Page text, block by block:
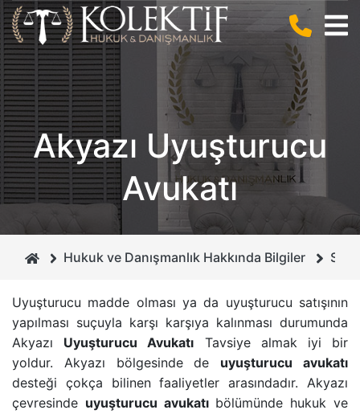
BIZ KIMIZ ?
KURUCUMUZ
CEZA HUKUKU
BILIŞIM HUKUKU
MIRAS HUKUKU
GAYRIMENKUL HUKUKU
BOŞANMA VE AILE HUKUKU
İCRA VE İFLAS HUKUKU
BORÇLAR HUKUKU
ANLAŞMALI BOŞANMA
BILIŞIM SUÇLARI
DOLANDIRICILIK SUÇU
CEZA MAHKEMELERI
İHTIYATI HACIZ
İSIM VE SOYISIM DEĞIŞIKLIĞI DAVASI
ÇEKIŞMELI BOŞANMA DAVASI
BANKA HESABINA KONULAN BLOKENIN
Akyazı Uyuşturucu
Avukatı
Hukuk ve Danışmanlık Hakkında Bilgiler
Uyuşturucu madde olması ya da uyuşturucu satışının
yapılması suçuyla karşı karşıya kalınması durumunda
Akyazı Uyuşturucu Avukatı Tavsiye almak iyi bir
yoldur. Akyazı bölgesinde de uyuşturucu avukatı
desteği çokça bilinen faaliyetler arasındadır. Akyazı
çevresinde uyuşturucu avukatıbölümünde hukuk ve